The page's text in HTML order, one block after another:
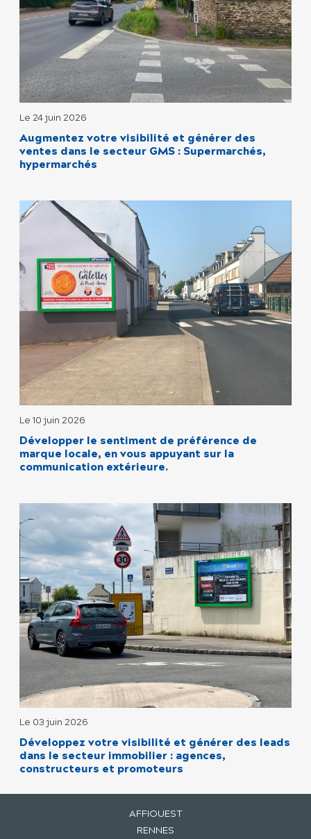
Le 24 juin 2026
Augmentez votre visibilité et générer des
ventes dans le secteur GMS : Supermarchés,
hypermarchés
Le 10 juin 2026
Développer le sentiment de préférence de
marque locale, en vous appuyant sur la
communication extérieure.
Le 03 juin 2026
Développez votre visibilité et générer des leads
dans le secteur immobilier : agences,
constructeurs et promoteurs
AFFIOUEST
RENNES